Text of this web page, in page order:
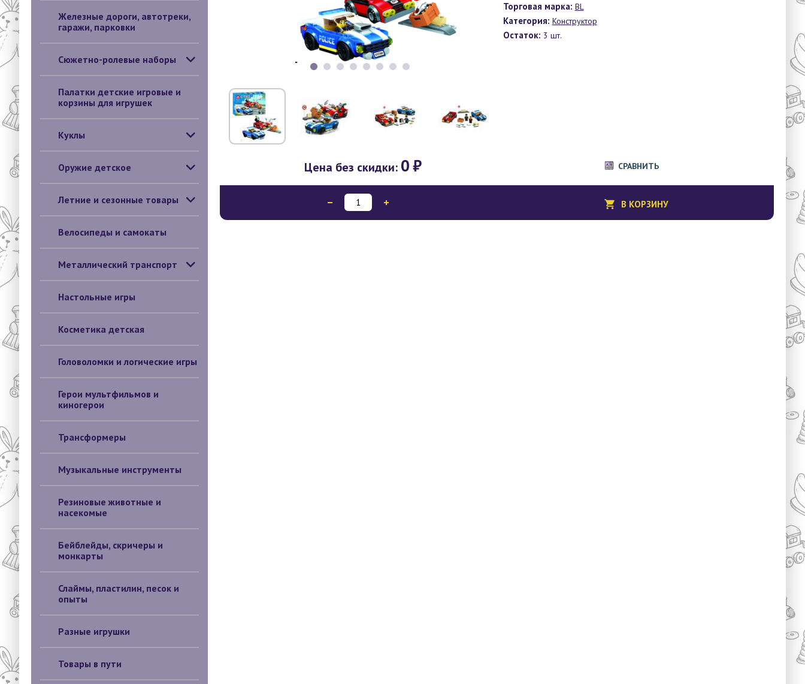
Железные дороги, автотреки,
гаражи, парковки
Сюжетно-ролевые наборы
Палатки детские игровые и
корзины для игрушек
Куклы
Оружие детское
Летние и сезонные товары
Велосипеды и самокаты
Металлический транспорт
Настольные игры
Косметика детская
Головоломки и логические игры
Герои мультфильмов и
киногерои
Трансформеры
Музыкальные инструменты
Резиновые животные и
насекомые
Бейблейды, скричеры и
монкарты
Слаймы, пластилин, песок и
опыты
Разные игрушки
Товары в пути
Торговая марка: BL
Категория: Конструктор
Остаток: 3 шт.
Цена без скидки: 0₽ СРАВНИТЬ
В КОРЗИНУ